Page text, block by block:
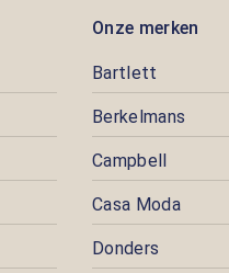
Onze merken
Bartlett
Berkelmans
Campbell
Casa Moda
Donders